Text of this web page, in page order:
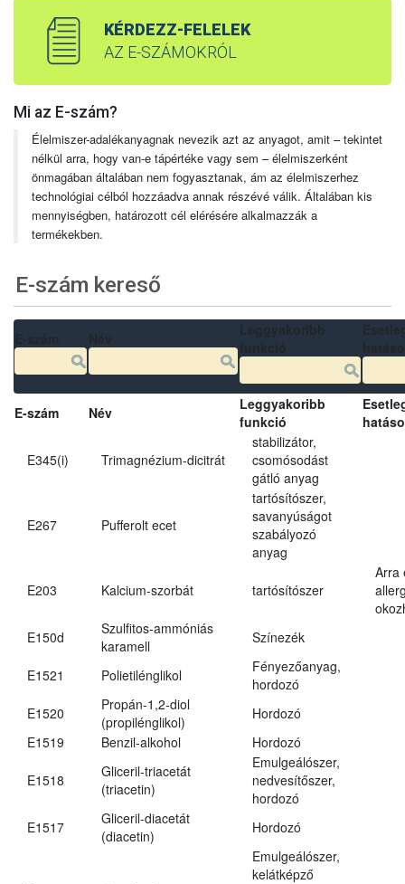
KÉRDEZZ-FELELEK
AZ E-SZÁMOKRÓL
Mi az E-szám?
Élelmiszer-adalékanyagnak nevezik azt az anyagot, amit – tekintet
nélkül arra, hogy van-e tápértéke vagy sem – élelmiszerként
önmagában általában nem fogyasztanak, ám az élelmiszerhez
technológiai célból hozzáadva annak részévé válik. Általában kis
mennyiségben, határozott cél elérésére alkalmazzák a
termékekben.
E-szám kereső
E-szám Név
Leggyakoribb
funkció
E345(i) Trimagnézium-dicitrát
stabilizátor,
csomósodást
gátló anyag
E267 Pufferolt ecet
tartósítószer,
savanyúságot
szabályozó
anyag
E203 Kalcium-szorbát tartósítószer
Arra
E150d
Szulfitos-ammóniás
karamell
Színezék
E1521 Polietilénglikol
Fényezőanyag,
hordozó
E1520
Propán-1,2-diol
(propilénglikol)
Hordozó
E1519
Benzil-alkohol Hordozó
E1518
Gliceril-triacetát
(triacetin)
Emulgeálószer,
nedvesítőszer,
hordozó
E1517
Gliceril-diacetát
(diacetin)
Hordozó
Emulgeálószer,
kelátképző